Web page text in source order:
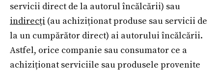
servicii direct de la autorul încălcării) sau
indirecți (au achiziționat produse sau servicii de
la un cumpărător direct) ai autorului încălcării.
Astfel, orice companie sau consumator ce a
achiziționat serviciile sau produsele provenite